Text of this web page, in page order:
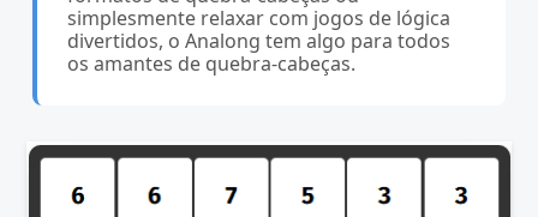
simplesmente relaxar com jogos de lógica
divertidos, o Analong tem algo para todos
os amantes de quebra-cabeças.